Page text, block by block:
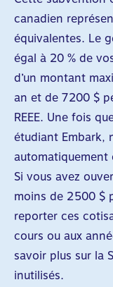
canadien
équivalentes. Le
égal à 20 % de
d’un montant
an et de 7 200 $
REEE. Une fois
étudiant Embark,
automatiquement
Si vous avez
moins de 2 500 $
reporter ces
cours ou aux
savoir plus sur la
inutilisés.